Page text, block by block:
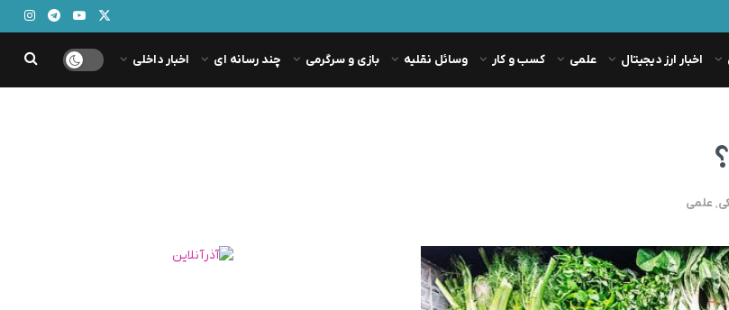
اخبار ارز دیجیتال علمی کسب و کار وسائل نقلیه بازی و سرگرمی چند رسانه ای اخبار داخلی
, علمی